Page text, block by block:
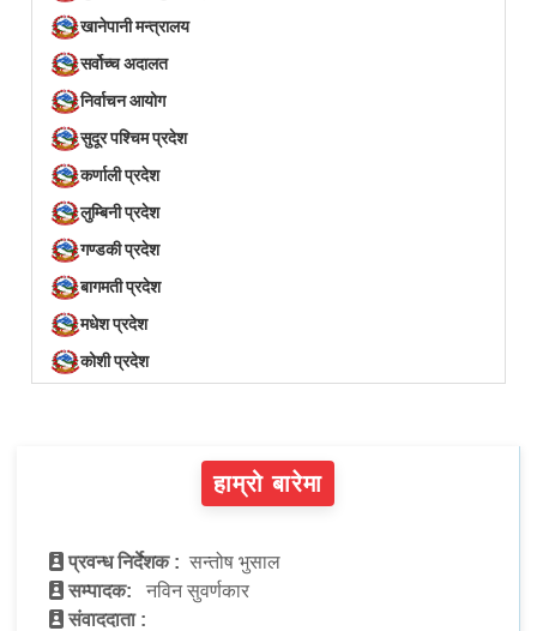
खानेपानी मन्त्रालय
सर्वोच्च अदालत
निर्वाचन आयोग
सुदूर पश्चिम प्रदेश
कर्णाली प्रदेश
लुम्बिनी प्रदेश
गण्डकी प्रदेश
बागमती प्रदेश
मधेश प्रदेश
कोशी प्रदेश
हाम्रो बारेमा
प्रवन्ध निर्देशक : सन्तोष भुसाल
सम्पादक:
नविन सुवर्णकार
संवाददाता :